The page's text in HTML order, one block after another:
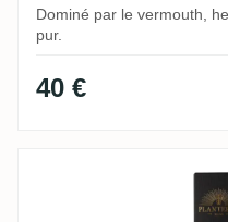
Dominé par le vermouth,
pur.
40 €
Planteray Spain